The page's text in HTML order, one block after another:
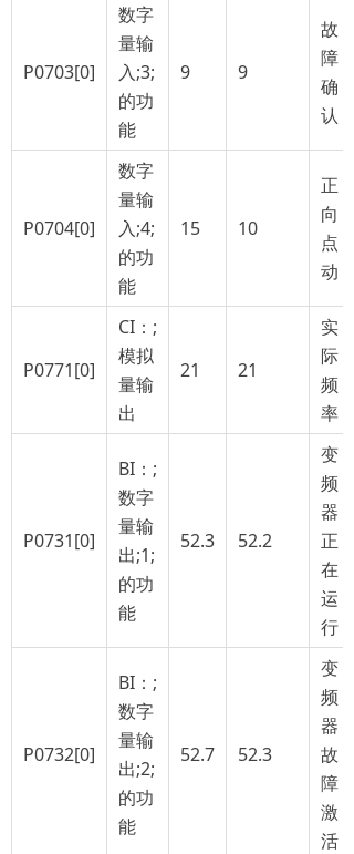
P0703[0]
数字
量输
入;3;
的功
能
9 9
故
障
确
认
P0704[0]
数字
量输
入;4;
的功
能
15 10
正
向
点
动
P0771[0]
CI：;
模拟
量输
出
21 21
实
际
频
率
P0731[0]
BI：;
数字
量输
出;1;
的功
能
52.3 52.2
变
频
器
正
在
运
行
P0732[0]
BI：;
数字
量输
出;2;
的功
能
52.7 52.3
变
频
器
故
障
激
活